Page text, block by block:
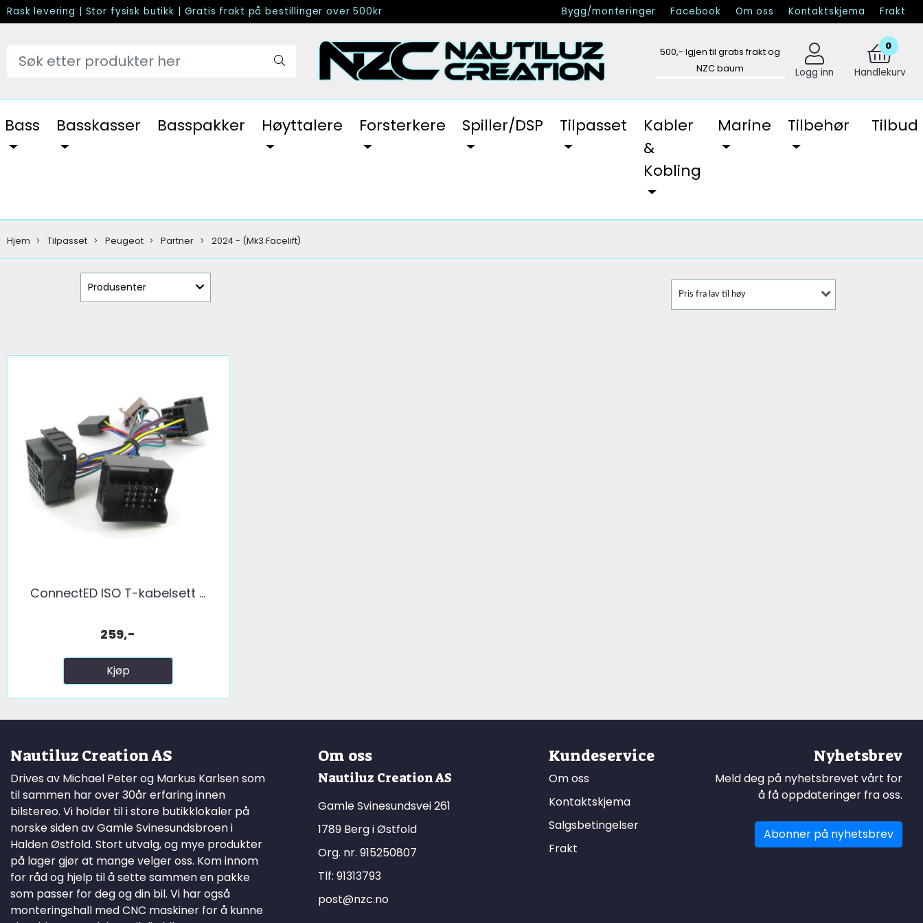
Rask levering | Stor fysisk butikk | Gratis frakt på bestillinger over 500kr Bygg/monteringer Facebook Om oss Kontaktskjema Frakt
500,- Igjen til gratis frakt og
NZC baum
Logg inn
0
Handlekurv
Bass Basskasser Basspakker Høyttalere Forsterkere Spiller/DSP Tilpasset
Kabler
&
Kobling
Marine Tilbehør Tilbud
Hjem Tilpasset Peugeot Partner 2024 - (Mk3 Facelift)
Produsenter
Pris fra lav til høy
ConnectED ISO T-kabelsett ...
259,-
Kjøp
Nautiluz Creation AS
Drives av Michael Peter og Markus Karlsen som
til sammen har over 30år erfaring innen
bilstereo. Vi holder til i store butikklokaler på
norske siden av Gamle Svinesundsbroen i
Halden Østfold. Stort utvalg, og mye produkter
på lager gjør at mange velger oss. Kom innom
for råd og hjelp til å sette sammen en pakke
som passer for deg og din bil. Vi har også
monteringshall med CNC maskiner for å kunne
Om oss
Nautiluz Creation AS
Gamle Svinesundsvei 261
1789 Berg i Østfold
Org. nr. 915250807
Tlf: 91313793
post@nzc.no
Kundeservice
Om oss
Kontaktskjema
Salgsbetingelser
Frakt
Nyhetsbrev
Meld deg på nyhetsbrevet vårt for
å få oppdateringer fra oss.
Abonner på nyhetsbrev